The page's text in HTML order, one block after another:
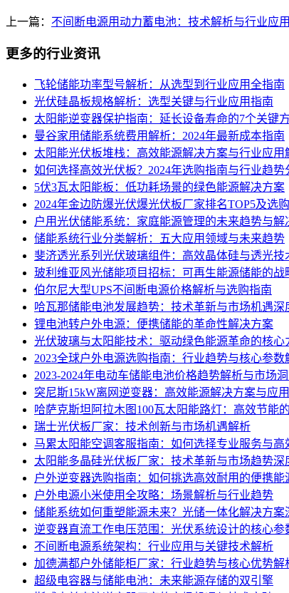
上一篇： 不间断电源用动力蓄电池：技术解析与行业应
更多的行业资讯
飞轮储能功率型号解析：从选型到行业应用全指南
光伏硅晶板规格解析：选型关键与行业应用指南
太阳能逆变器保护指南：延长设备寿命的7个关键
曼谷家用储能系统费用解析：2024年最新成本指南
太阳能光伏板堆栈：高效能源解决方案与行业应用
如何选择高效光伏板？2024年选购指南与行业趋势
5伏3瓦太阳能板：低功耗场景的绿色能源解决方案
2024年金边防爆光伏爆光伏板厂家排名TOP5及选
户用光伏储能系统：家庭能源管理的未来趋势与解
储能系统行业分类解析：五大应用领域与未来趋势
斐济透光系列光伏玻璃组件：高效晶体硅与透光技
玻利维亚风光储能项目招标：可再生能源储能的战
伯尔尼大型UPS不间断电源价格解析与选购指南
哈瓦那储能电池发展趋势：技术革新与市场机遇深
锂电池转户外电源：便携储能的革命性解决方案
光伏玻璃与太阳能技术：驱动绿色能源革命的核心
2023全球户外电源选购指南：行业趋势与核心参数
2023-2024年电动车储能电池价格趋势解析与市场
突尼斯15kW离网逆变器：高效能源解决方案与应
哈萨克斯坦阿拉木图100瓦太阳能路灯：高效节能
瑞士光伏板厂家：技术创新与市场机遇解析
马累太阳能空调客服指南：如何选择专业服务与高
太阳能多晶硅光伏板厂家：技术革新与市场趋势深
户外逆变器选购指南：如何挑选高效耐用的便携能
户外电源小米使用全攻略：场景解析与行业趋势
储能系统如何重塑能源未来？光储一体化解决方案
逆变器直流工作电压范围：光伏系统设计的核心参
不间断电源系统架构：行业应用与关键技术解析
加德满都户外储能柜厂家：行业趋势与核心优势解
超级电容器与储能电池：未来能源存储的双引擎